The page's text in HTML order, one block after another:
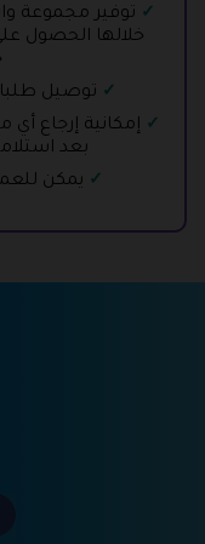
توفير مجموعة
خلالها الحصول
توصيل طلبات
إمكانية إرجاع
بعد
يمكن